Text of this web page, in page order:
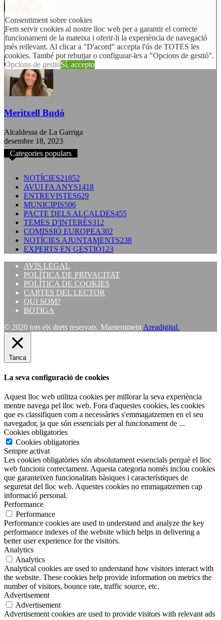
Sílvia Fernández
Alcaldessa d'Agramunt
gener 10, 2024
Meritxell Budó
Alcaldessa de La Garriga
desembre 18, 2023
Categories populars
NOTÍCIES21852
AVUI FA ANYS1418
ENTREVISTES629
MUNICIPIS506
PACTE DELS ALCALDES455
TEMES D'INTERÈS312
COMISSIÓ EUROPEA302
NOTÍCIES AJUNTAMENTS238
EXPERTS EN GESTIÓ123
AVÍS LEGAL
POLÍTICA DE PRIVACITAT
POLÍTICA DE COOKIES
CARTES DEL LECTOR
QUI SOM?
BOTIGA
© 2020 tots els drets reservats. Manteniment Areadigital.
Consentiment sobre cookies
Fem servir cookies al nostre lloc web per a garantir el correcte
funcionament de la mateixa i oferir-li la experiència de navegació
més rellevant. Al clicar a "D'acord" accepta l'ús de TOTES les
cookies. També pot rebutjar o configurar-les a "Opcions de gestió".
Opcions de gestióSí, accepto
Tanca
La seva configuració de cookies
Aquest lloc web utilitza cookies per millorar la seva experiència
mentre navega pel lloc web. Fora d'aquestes cookies, les cookies
que es classifiquen com a necessàries s'emmagatzemen en el seu
navegador, ja que són essencials per al funcionament de ...
Cookies obligatories
Cookies obligatories
Sempre activat
Les cookies obligatòries són absolutament essencials perquè el lloc
web funcioni correctament. Aquesta categoria només inclou cookies
que garanteixen funcionalitats bàsiques i característiques de
seguretat del lloc web. Aquestes cookies no emmagatzemen cap
informació personal.
Performance
Performance
Performance cookies are used to understand and analyze the key
performance indexes of the website which helps in delivering a
better user experience for the visitors.
Analytics
Analytics
Analytical cookies are used to understand how visitors interact with
the website. These cookies help provide information on metrics the
number of visitors, bounce rate, traffic source, etc.
Advertisement
Advertisement
Advertisement cookies are used to provide visitors with relevant ads